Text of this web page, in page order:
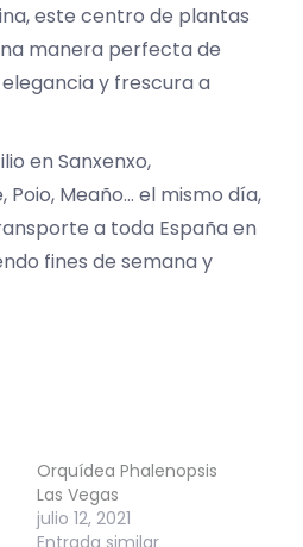
este centro de plantas
manera perfecta de
y frescura a
en Sanxenxo,
Poio, Meaño… el mismo día,
a toda España en
fines de semana y
Orquídea Phalenopsis
Las Vegas
julio 12, 2021
Entrada similar